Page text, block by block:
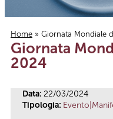
Tu sei qui
Home » Giornata Mondiale
Giornata
2024
Data: 22/03/2024
Tipologia: